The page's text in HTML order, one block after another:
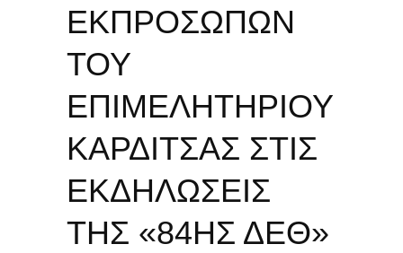
ΕΚΠΡΟΣΩΠΩΝ
ΤΟΥ
ΕΠΙΜΕΛΗΤΗΡΙΟΥ
ΚΑΡΔΙΤΣΑΣ ΣΤΙΣ
ΕΚΔΗΛΩΣΕΙΣ
ΤΗΣ «84ΗΣ ΔΕΘ»